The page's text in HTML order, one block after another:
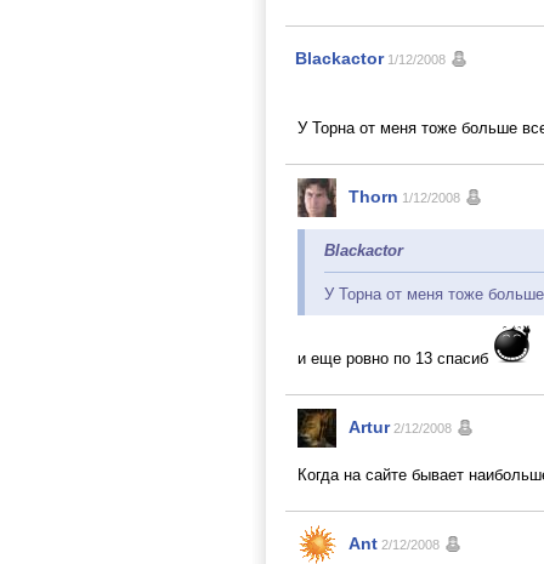
Blackactor 1/12/2008
У Торна от меня тоже больше
Thorn 1/12/2008
Blackactor
У Торна от меня тоже
и еще ровно по 13 спасиб
Artur 2/12/2008
Когда на сайте бывает
Ant 2/12/2008